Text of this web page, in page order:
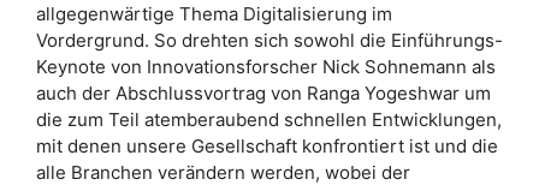
allgegenwärtige Thema Digitalisierung im
Vordergrund. So drehten sich sowohl die Einführungs-
Keynote von Innovationsforscher Nick Sohnemann als
auch der Abschlussvortrag von Ranga Yogeshwar um
die zum Teil atemberaubend schnellen Entwicklungen,
mit denen unsere Gesellschaft konfrontiert ist und die
alle Branchen verändern werden, wobei der